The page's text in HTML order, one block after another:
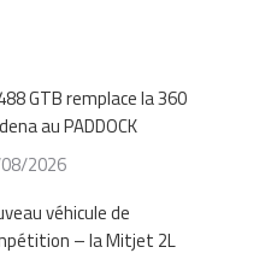
GTB remplace la 360
au PADDOCK
2026
véhicule de
– la Mitjet 2L